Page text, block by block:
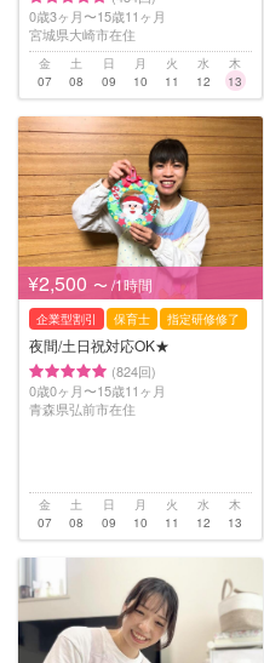
0歳3ヶ月〜15歳11ヶ月
宮城県大崎市在住
金
07
土
08
日
09
月
10
火
11
水
12
木
13
¥2,500 〜 /1時間
企業型割引 保育士 指定研修修了
夜間/土日祝対応OK★
(824回)
0歳0ヶ月〜15歳11ヶ月
青森県弘前市在住
金
07
土
08
日
09
月
10
火
11
水
12
木
13